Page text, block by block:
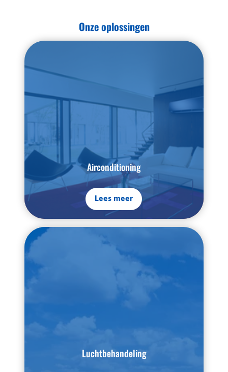
Onze oplossingen
Airconditioning
Lees meer
Luchtbehandeling